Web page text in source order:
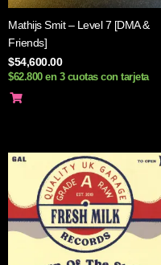
Mathijs Smit – Level 7 [DMA &
Friends]
$54,600.00
$62.800 en 3 cuotas con tarjeta